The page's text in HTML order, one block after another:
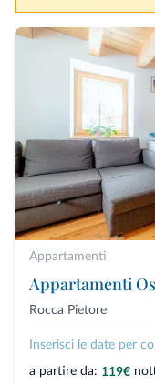
Appartamenti
Appartamenti
Rocca Pietore
Inserisci le date per
a partire da: 119€